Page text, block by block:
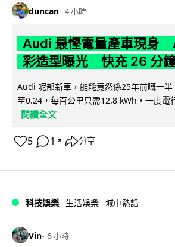
duncan 4 小時
Audi 最慳電量產車現身
彩造型曝光 快充 26 分
Audi 呢部新車，能耗竟然係25年前嘅一
至0.24，每百公里只需12.8 kWh，一度電
閱讀全文
5 1 ↗ 分享
科技娛樂 生活娛樂 城中熱話
Vin 5 小時